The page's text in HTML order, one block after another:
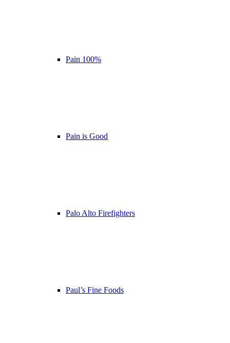
Pain 100%
Pain is Good
Palo Alto Firefighters
Paul’s Fine Foods